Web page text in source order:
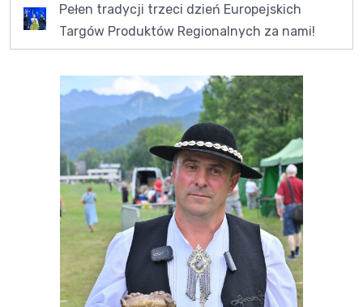
Pełen tradycji trzeci dzień Europejskich
Targów Produktów Regionalnych za nami!